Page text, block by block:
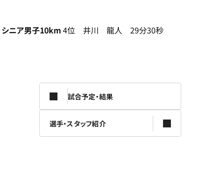
シニア男子10km4位 井川 龍人 29分30秒
試合予定・結果
選手・スタッフ紹介